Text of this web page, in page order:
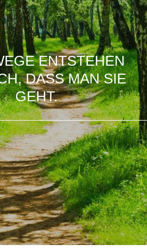
ENTSTEHEN
DASS MAN SIE
GEHT.